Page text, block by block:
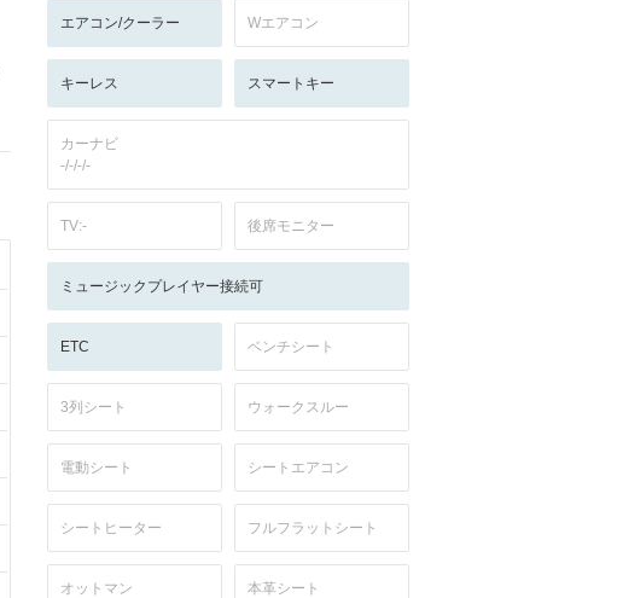
エアコン/クーラー Wエアコン
キーレス スマートキー
カーナビ
-/-/-/-
TV:- 後席モニター
ミュージックプレイヤー接続可
ETC ベンチシート
3列シート ウォークスルー
電動シート シートエアコン
シートヒーター フルフラットシート
オットマン 本革シート